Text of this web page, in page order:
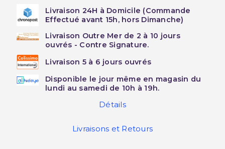
Livraison 24H à Domicile (Commande
Effectué avant 15h, hors Dimanche)
Livraison Outre Mer de 2 à 10 jours
ouvrés - Contre Signature.
Livraison 5 à 6 jours ouvrés
Disponible le jour même en magasin du
lundi au samedi de 10h à 19h.
Détails
Livraisons et Retours